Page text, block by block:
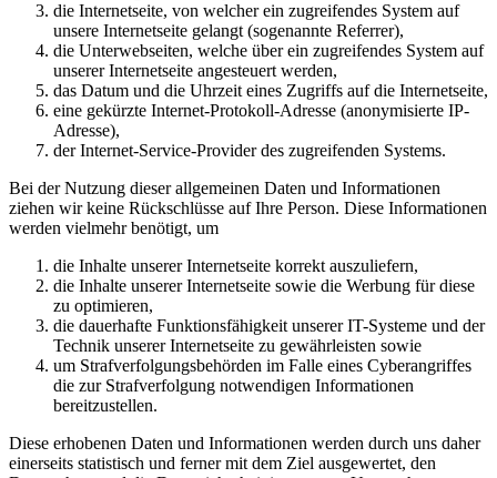
die Internetseite, von welcher ein zugreifendes System auf
unsere Internetseite gelangt (sogenannte Referrer),
die Unterwebseiten, welche über ein zugreifendes System auf
unserer Internetseite angesteuert werden,
das Datum und die Uhrzeit eines Zugriffs auf die Internetseite,
eine gekürzte Internet-Protokoll-Adresse (anonymisierte IP-
Adresse),
der Internet-Service-Provider des zugreifenden Systems.
Bei der Nutzung dieser allgemeinen Daten und Informationen
ziehen wir keine Rückschlüsse auf Ihre Person. Diese Informationen
werden vielmehr benötigt, um
die Inhalte unserer Internetseite korrekt auszuliefern,
die Inhalte unserer Internetseite sowie die Werbung für diese
zu optimieren,
die dauerhafte Funktionsfähigkeit unserer IT-Systeme und der
Technik unserer Internetseite zu gewährleisten sowie
um Strafverfolgungsbehörden im Falle eines Cyberangriffes
die zur Strafverfolgung notwendigen Informationen
bereitzustellen.
Diese erhobenen Daten und Informationen werden durch uns daher
einerseits statistisch und ferner mit dem Ziel ausgewertet, den